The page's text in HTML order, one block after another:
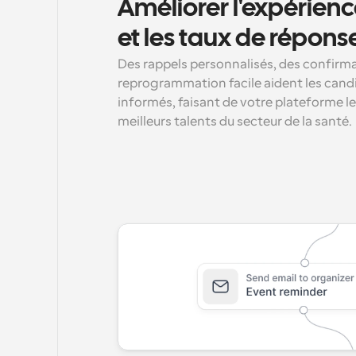
Améliorer
et les taux de
Des rappels personnalisés, des
reprogrammation facile aident les
informés, faisant de votre plateforme
meilleurs talents du secteur de la santé.